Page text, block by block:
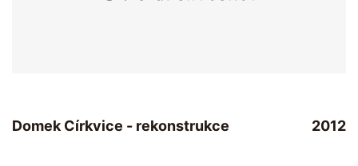
2012
Domek Církvice - rekonstrukce